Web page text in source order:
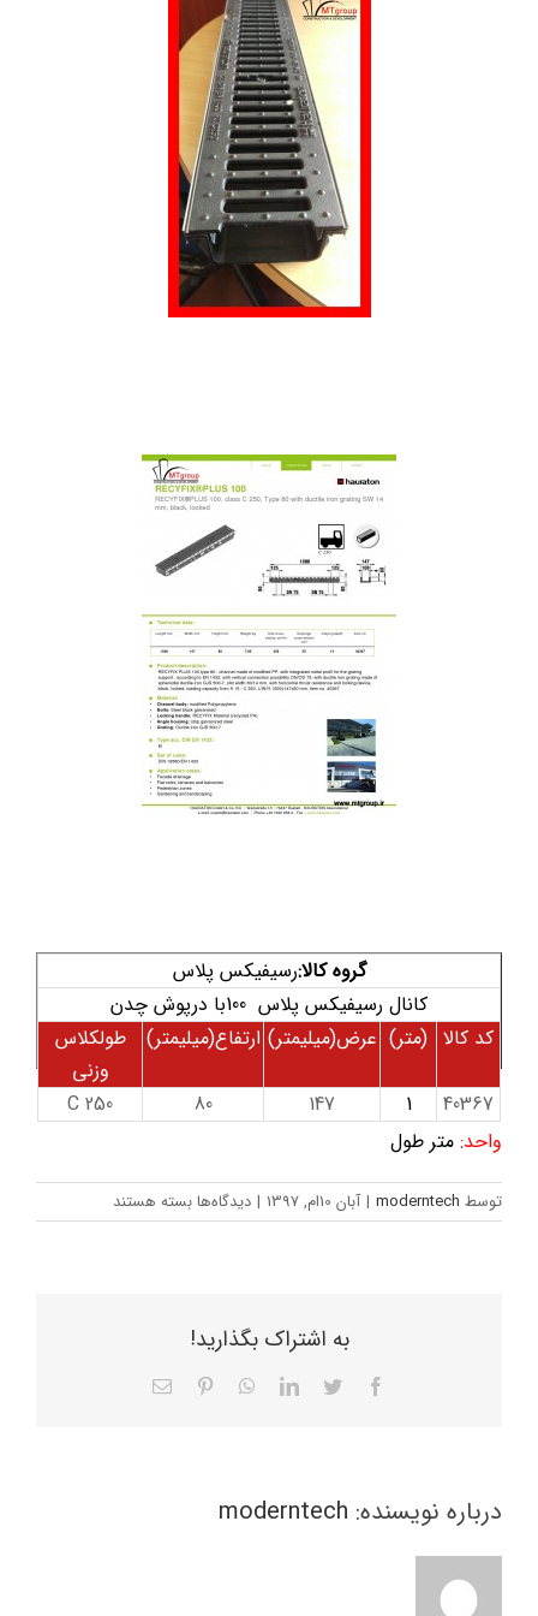
گروه کالا:رسیفیکس پلاس
کانال رسیفیکس پلاس 100با درپوش چدن
کد کالا (متر) عرض(میلیمتر) ارتفاع(میلیمتر)
طولکلاس
وزنی
40367
1
147
80
C 250
واحد: متر طول
توسط moderntech
| آبان 10ام, 1397 | دیدگاه‌هابرای
گاتر
کد
40367
بسته هستند
به اشتراک بگذارید!
Facebook
Twitter
LinkedIn
WhatsApp
Pinterestایمیل
درباره نویسنده: moderntech